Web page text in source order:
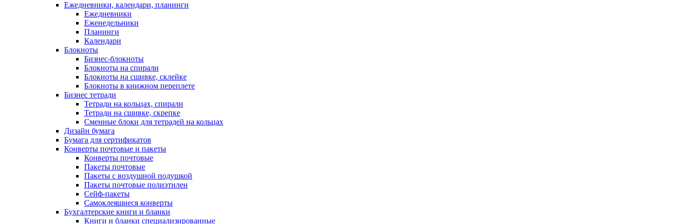
Ежедневники, календари, планинги
Ежедневники
Еженедельники
Планинги
Календари
Блокноты
Бизнес-блокноты
Блокноты на спирали
Блокноты на сшивке, склейке
Блокноты в книжном переплете
Бизнес тетради
Тетради на кольцах, спирали
Тетради на сшивке, скрепке
Сменные блоки для тетрадей на кольцах
Дизайн бумага
Бумага для сертификатов
Конверты почтовые и пакеты
Конверты почтовые
Пакеты почтовые
Пакеты с воздушной подушкой
Пакеты почтовые полиэтилен
Сейф-пакеты
Самоклеящиеся конверты
Бухгалтерские книги и бланки
Книги и бланки специализированные